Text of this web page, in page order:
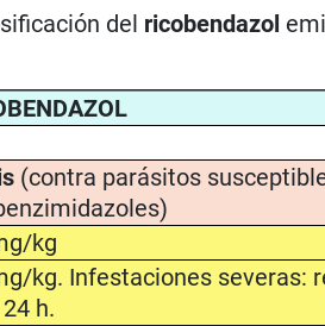
del ricobendazol
(contra parásitos
kg
kg. Infestaciones severas:
h.